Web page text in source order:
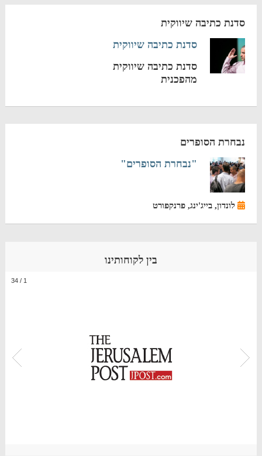
סדנת כתיבה שיווקית
סדנת כתיבה שיווקית
סדנת כתיבה שיווקית
מהפכנית
נבחרת הסופרים
"נבחרת הסופרים"
לונדון, בייג'ינג, פרנקפורט
בין לקוחותינו
1
/
34